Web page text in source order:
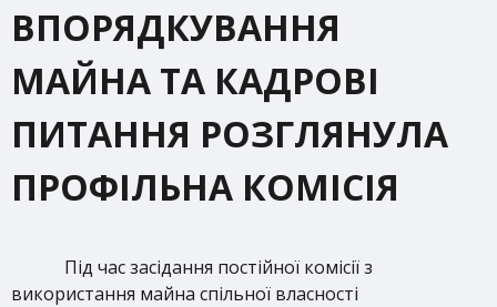
ВПОРЯДКУВАННЯ
МАЙНА ТА КАДРОВІ
ПИТАННЯ РОЗГЛЯНУЛА
ПРОФІЛЬНА КОМІСІЯ
Під час засідання постійної комісії з
використання майна спільної власності